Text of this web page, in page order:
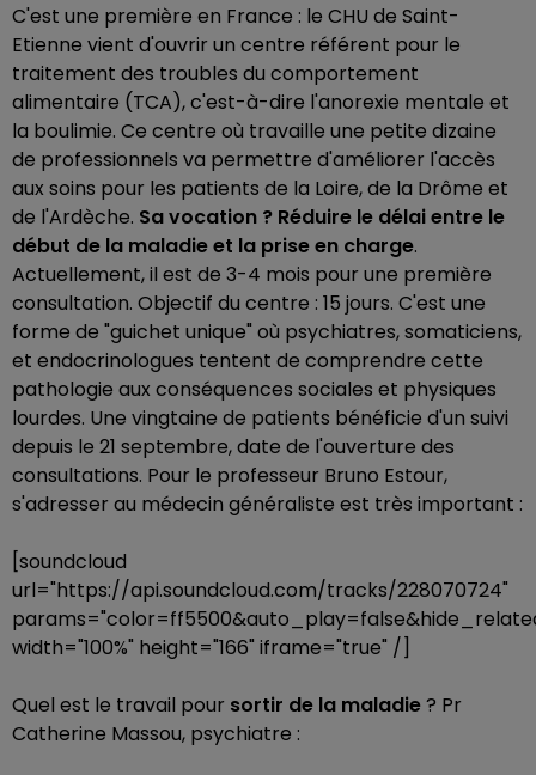
C'est une première en France : le CHU de Saint-
Etienne vient d'ouvrir un centre référent pour le
traitement des troubles du comportement
alimentaire (TCA), c'est-à-dire l'anorexie mentale et
la boulimie. Ce centre où travaille une petite dizaine
de professionnels va permettre d'améliorer l'accès
aux soins pour les patients de la Loire, de la Drôme et
de l'Ardèche. Sa vocation ? Réduire le délai entre le
début de la maladie et la prise en charge.
Actuellement, il est de 3-4 mois pour une première
consultation. Objectif du centre : 15 jours. C'est une
forme de "guichet unique" où psychiatres, somaticiens,
et endocrinologues tentent de comprendre cette
pathologie aux conséquences sociales et physiques
lourdes. Une vingtaine de patients bénéficie d'un suivi
depuis le 21 septembre, date de l'ouverture des
consultations. Pour le professeur Bruno Estour,
s'adresser au médecin généraliste est très important :
[soundcloud
url="https://api.soundcloud.com/tracks/228070724"
width="100%" height="166" iframe="true" /]
Quel est le travail pour sortir de la maladie? Pr
Catherine Massou, psychiatre :